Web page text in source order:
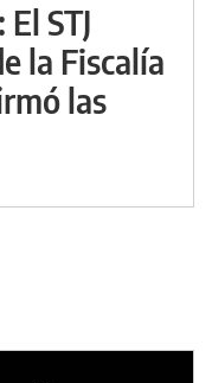
STJ
la Fiscalía
las